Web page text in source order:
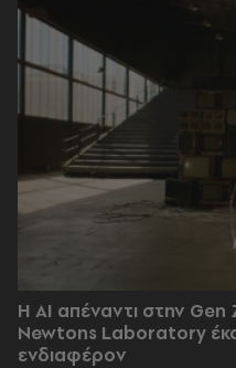
Η AI απέναντι στην
Newtons Laboratory
ενδιαφέρον